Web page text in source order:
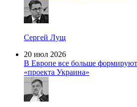
Сергей Лущ
20 июл 2026
В Европе все больше
«проекта Украина»